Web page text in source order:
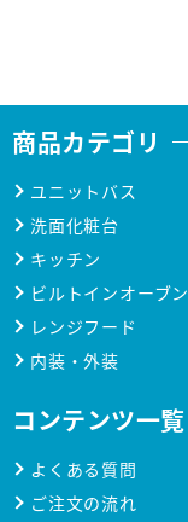
商品カテゴリ
ユニットバス
洗面化粧台
キッチン
ビルトインオーブン
レンジフード
内装・外装
コンテンツ一覧
よくある質問
ご注文の流れ